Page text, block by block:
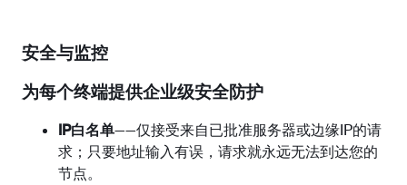
安全与监控
为每个终端提供企业级安全防护
IP白名单——仅接受来自已批准服务器或边缘IP的请
求；只要地址输入有误，请求就永远无法到达您的
节点。